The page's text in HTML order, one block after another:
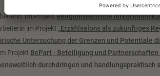
im ProjektReligionssensible
im Projekt „Erzählsalons als zukünftiges
Untersuchung der Grenzen und Potentiale
Projekt BePart - Beteiligung und
durchdringen und handlungspraktisch